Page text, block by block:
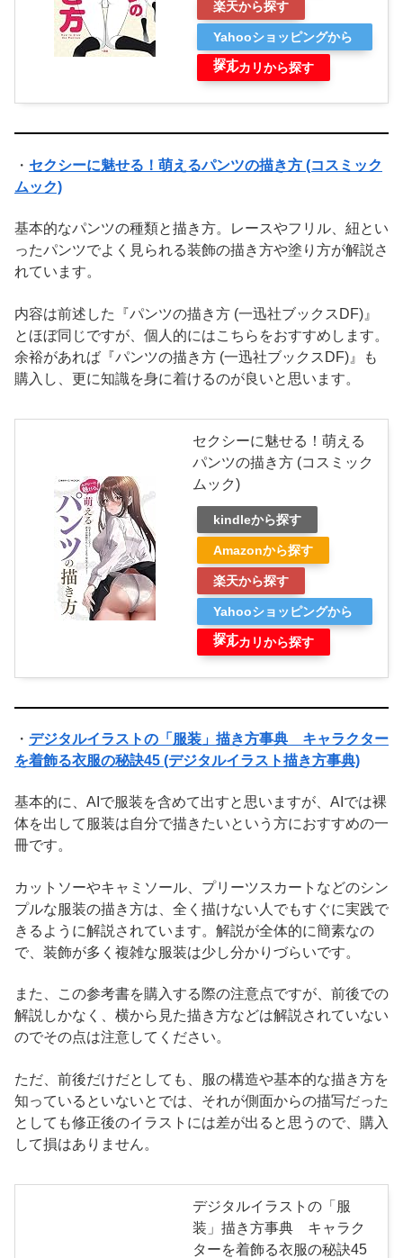
楽天から探す
Yahooショッピングから
探す
メルカリから探す
・ セクシーに魅せる！萌えるパンツの描き方 (コスミック
ムック)
基本的なパンツの種類と描き方。レースやフリル、紐とい
ったパンツでよく見られる装飾の描き方や塗り方が解説さ
れています。
内容は前述した『パンツの描き方 (一迅社ブックスDF)』
とほぼ同じですが、個人的にはこちらをおすすめします。
余裕があれば『パンツの描き方 (一迅社ブックスDF)』も
購入し、更に知識を身に着けるのが良いと思います。
セクシーに魅せる！萌える
パンツの描き方 (コスミック
ムック)
kindleから探す
Amazonから探す
楽天から探す
Yahooショッピングから
探す
メルカリから探す
・ デジタルイラストの「服装」描き方事典 キャラクター
を着飾る衣服の秘訣45 (デジタルイラスト描き方事典)
基本的に、AIで服装を含めて出すと思いますが、AIでは裸
体を出して服装は自分で描きたいという方におすすめの一
冊です。
カットソーやキャミソール、プリーツスカートなどのシン
プルな服装の描き方は、全く描けない人でもすぐに実践で
きるように解説されています。解説が全体的に簡素なの
で、装飾が多く複雑な服装は少し分かりづらいです。
また、この参考書を購入する際の注意点ですが、前後での
解説しかなく、横から見た描き方などは解説されていない
のでその点は注意してください。
ただ、前後だけだとしても、服の構造や基本的な描き方を
知っているといないとでは、それが側面からの描写だった
としても修正後のイラストには差が出ると思うので、購入
して損はありません。
デジタルイラストの「服
装」描き方事典 キャラク
ターを着飾る衣服の秘訣45